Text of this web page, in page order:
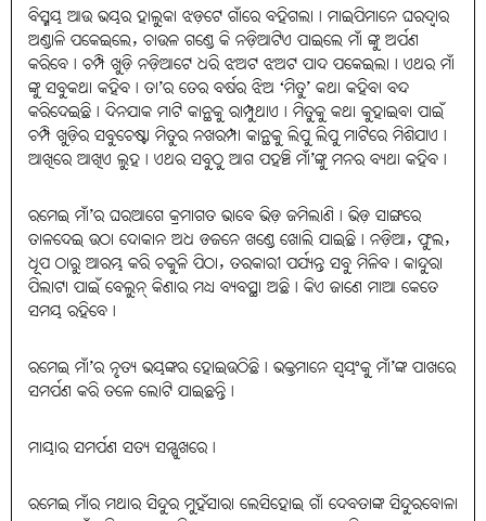
ବିସ୍ମୟ ଆଉ ଭୟର ହାଲୁକା ଝଡ଼ଟେ ଗାଁରେ ବହିଗଲା। ମାଇପିମାନେ ଘରଦ୍ବାର
ଅଣ୍ଡାଳି ପକେଇଲେ, ଚାଉଳ ଗଣ୍ଡେ କି ନଡ଼ିଆଟିଏ ପାଇଲେ ମାଁ ଙ୍କୁ ଅର୍ପଣ
କରିବେ। ଚମ୍ପି ଖୁଡ଼ି ନଡ଼ିଆଟେ ଧରି ଝଅଟ ଝଅଟ ପାଦ ପକେଇଲା। ଏଥର ମାଁ
ଙ୍କୁ ସବୁକଥା କହିବ। ତା’ର ତେର ବର୍ଷର ଝିଅ ‘ମିତୁ’ କଥା କହିବା ବନ୍ଦ
କରିଦେଇଛି। ଦିନଯାକ ମାଟି କାନ୍ଥକୁ ରାମ୍ପୁଥାଏ। ମିତୁକୁ କଥା କୁହାଇବା ପାଇଁ
ଚମ୍ପି ଖୁଡ଼ିର ସବୁଚେଷ୍ଟା ମିତୁର ନଖରମ୍ପା କାନ୍ଥକୁ ଲିପୁ ଲିପୁ ମାଟିରେ ମିଶିଯାଏ।
ଆଖିରେ ଆଖିଏ ଲୁହ। ଏଥର ସବୁଠୁ ଆଗ ପହଞ୍ଚି ମାଁ’ଙ୍କୁ ମନର ବ୍ୟଥା କହିବ।
ରମେଇ ମାଁ’ର ଘରଆଗେ କ୍ରମାଗତ ଭାବେ ଭିଡ଼ ଜମିଲାଣି। ଭିଡ଼ ସାଙ୍ଗରେ
ତାଳଦେଇ ଉଠା ଦୋକାନ ଅଧ ଡଜନେ ଖଣ୍ଡେ ଖୋଲି ଯାଇଛି। ନଡ଼ିଆ, ଫୁଲ,
ଧୂପ ଠାରୁ ଆରମ୍ଭ କରି ଚକୁଳି ପିଠା, ତରକାରୀ ପର୍ଯ୍ୟନ୍ତ ସବୁ ମିଳିବ। କାନ୍ଦୁରା
ପିଲାଟା ପାଇଁ ବେଲୁନ୍‌ କିଣାର ମଧ୍ୟ ବ୍ୟବସ୍ଥା ଅଛି। କିଏ ଜାଣେ ମାଆ କେତେ
ସମୟ ରହିବେ।
ରମେଇ ମାଁ’ର ନୃତ୍ୟ ଭୟଙ୍କର ହୋଇଉଠିଛି। ଭକ୍ତମାନେ ସ୍ବୟଂକୁ ମାଁ’ଙ୍କ ପାଖରେ
ସମର୍ପଣ କରି ତଳେ ଲୋଟି ଯାଇଛନ୍ତି।
ମାୟାର ସମର୍ପଣ ସତ୍ୟ ସମ୍ମୁଖରେ।
ରମେଇ ମାଁର ମଥାର ସିନ୍ଦୁର ମୁହଁସାରା ଲେସିହୋଇ ଗାଁ ଦେବତାଙ୍କ ସିନ୍ଦୁରବୋଳା